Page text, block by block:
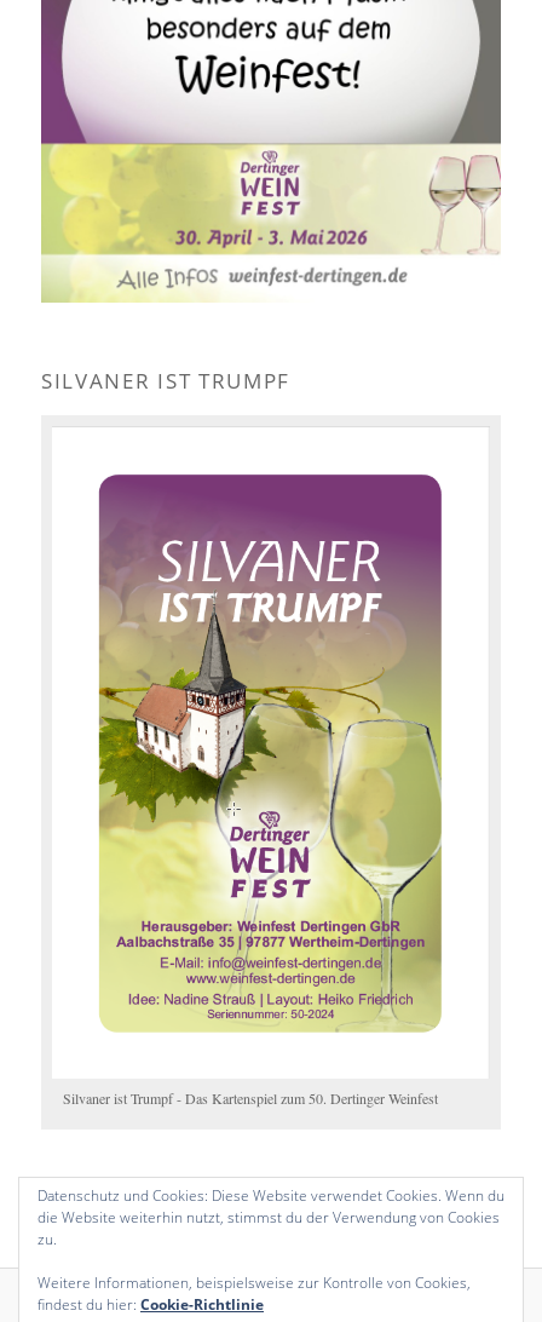
SILVANER IST TRUMPF
Silvaner ist Trumpf - Das Kartenspiel zum 50. Dertinger Weinfest
Impressum
Datenschutzerklärung
Stolz präsentiert von WordPress
Datenschutz und Cookies: Diese Website verwendet Cookies. Wenn du
die Website weiterhin nutzt, stimmst du der Verwendung von Cookies
zu.
Weitere Informationen, beispielsweise zur Kontrolle von Cookies,
findest du hier: Cookie-Richtlinie